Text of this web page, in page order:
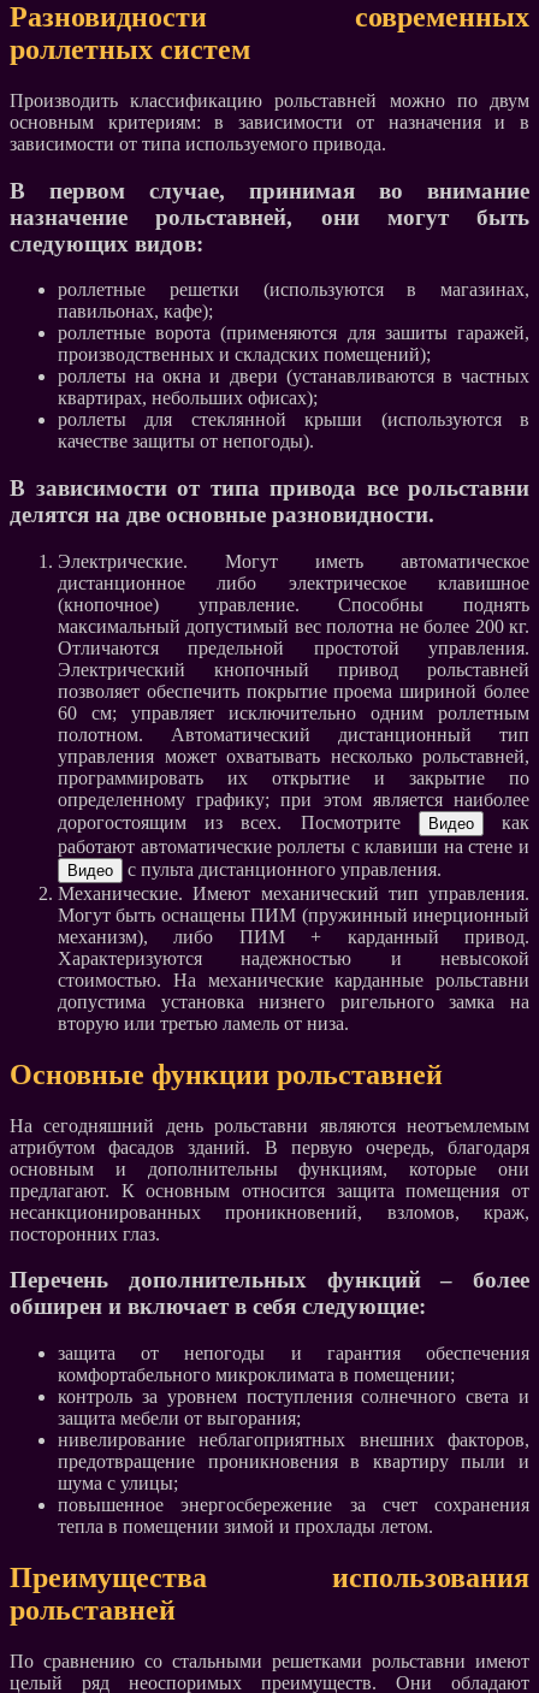
Разновидности современных
роллетных систем
Производить классификацию рольставней можно по двум
основным критериям: в зависимости от назначения и в
зависимости от типа используемого привода.
В первом случае, принимая во внимание
назначение рольставней, они могут быть
следующих видов:
роллетные решетки (используются в магазинах,
павильонах, кафе);
роллетные ворота (применяются для зашиты гаражей,
производственных и складских помещений);
роллеты на окна и двери (устанавливаются в частных
квартирах, небольших офисах);
роллеты для стеклянной крыши (используются в
качестве защиты от непогоды).
В зависимости от типа привода все рольставни
делятся на две основные разновидности.
Электрические. Могут иметь автоматическое
дистанционное либо электрическое клавишное
(кнопочное) управление. Способны поднять
максимальный допустимый вес полотна не более 200 кг.
Отличаются предельной простотой управления.
Электрический кнопочный привод рольставней
позволяет обеспечить покрытие проема шириной более
60 см; управляет исключительно одним роллетным
полотном. Автоматический дистанционный тип
управления может охватывать несколько рольставней,
программировать их открытие и закрытие по
определенному графику; при этом является наиболее
дорогостоящим из всех. Посмотрите
как
работают автоматические роллеты с клавиши на стене и
с пульта дистанционного управления.
Механические. Имеют механический тип управления.
Могут быть оснащены ПИМ (пружинный инерционный
механизм), либо ПИМ + карданный привод.
Характеризуются надежностью и невысокой
стоимостью. На механические карданные рольставни
допустима установка низнего ригельного замка на
вторую или третью ламель от низа.
Основные функции рольставней
На сегодняшний день рольставни являются неотъемлемым
атрибутом фасадов зданий. В первую очередь, благодаря
основным и дополнительны функциям, которые они
предлагают. К основным относится защита помещения от
несанкционированных проникновений, взломов, краж,
посторонних глаз.
Перечень дополнительных функций – более
обширен и включает в себя следующие:
защита от непогоды и гарантия обеспечения
комфортабельного микроклимата в помещении;
контроль за уровнем поступления солнечного света и
защита мебели от выгорания;
нивелирование неблагоприятных внешних факторов,
предотвращение проникновения в квартиру пыли и
шума с улицы;
повышенное энергосбережение за счет сохранения
тепла в помещении зимой и прохлады летом.
Преимущества использования
рольставней
По сравнению со стальными решетками рольставни имеют
целый ряд неоспоримых преимуществ. Они обладают